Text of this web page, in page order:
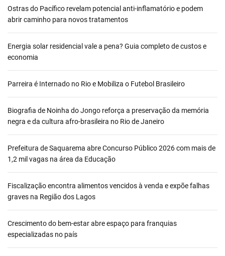
Ostras do Pacífico revelam potencial anti-inflamatório e podem
abrir caminho para novos tratamentos
Energia solar residencial vale a pena? Guia completo de custos e
economia
Parreira é Internado no Rio e Mobiliza o Futebol Brasileiro
Biografia de Noinha do Jongo reforça a preservação da memória
negra e da cultura afro-brasileira no Rio de Janeiro
Prefeitura de Saquarema abre Concurso Público 2026 com mais de
1,2 mil vagas na área da Educação
Fiscalização encontra alimentos vencidos à venda e expõe falhas
graves na Região dos Lagos
Crescimento do bem-estar abre espaço para franquias
especializadas no país